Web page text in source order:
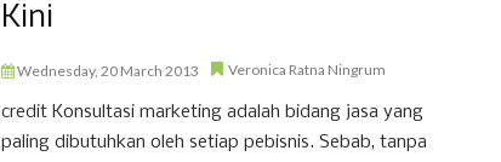
Kini
Wednesday, 20 March 2013 Veronica Ratna Ningrum
credit Konsultasi marketing adalah bidang jasa yang
paling dibutuhkan oleh setiap pebisnis. Sebab, tanpa